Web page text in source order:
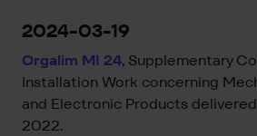
2024-03-19
Orgalim MI 24, Supplementary
Installation Work concerning
and Electronic Products
2022.